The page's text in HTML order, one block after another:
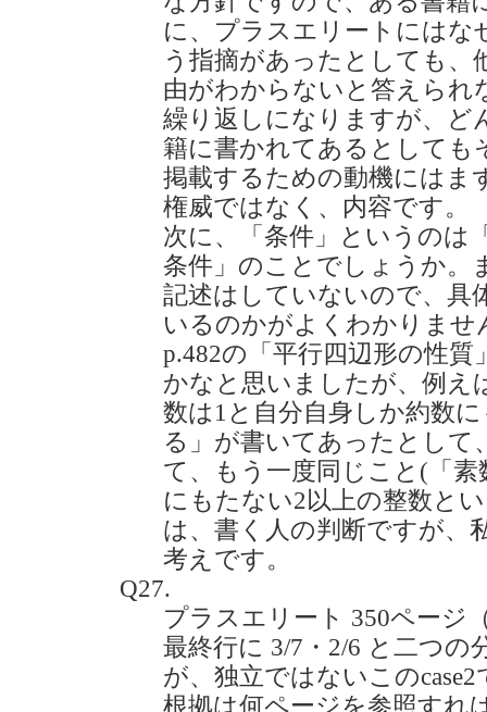
に、プラスエリートにはな
う指摘があったとしても、
由がわからないと答えられ
繰り返しになりますが、ど
籍に書かれてあるとしても
掲載するための動機にはま
権威ではなく、内容です。
次に、「条件」というのは
条件」のことでしょうか。
記述はしていないので、具
いるのかがよくわかりま
p.482の「平行四辺形の性
かなと思いましたが、例え
数は1と自分自身しか約数
る」が書いてあったとして
て、もう一度同じこと(「
にもたない2以上の整数と
は、書く人の判断ですが、
考えです。
Q27.
プラスエリート 350ページ
最終行に 3/7・2/6 と二つの
が、独立ではないこの
根拠は何ページを参照すれ